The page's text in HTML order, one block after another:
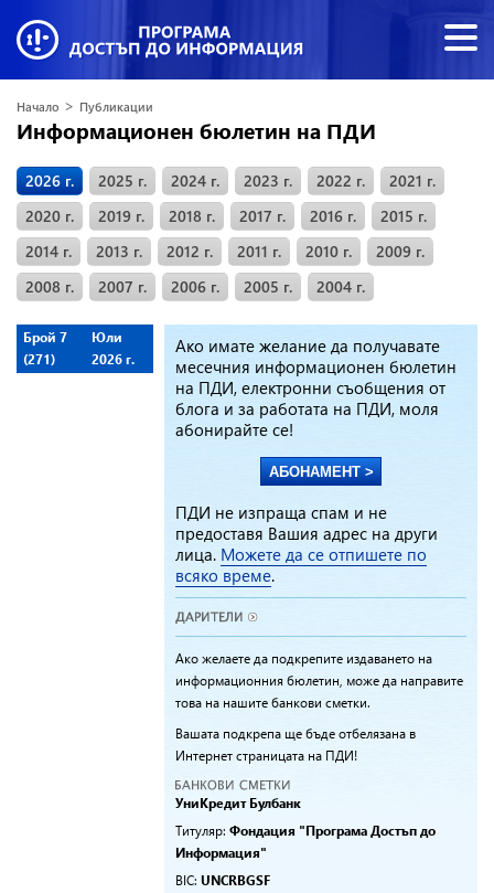
Начало > Публикации
Информационен бюлетин на ПДИ
2026 г. 2025 г. 2024 г. 2023 г. 2022 г.
2021 г.
2020 г.
2019 г. 2018 г. 2017 г. 2016 г.
2015 г.
2014 г.
2013 г. 2012 г. 2011 г. 2010 г.
2009 г.
2008 г.
2007 г. 2006 г. 2005 г. 2004 г.
Ако имате желание да получавате
месечния информационен бюлетин
на ПДИ, електронни съобщения от
блога и за работата на ПДИ, моля
абонирайте се!
АБОНАМЕНТ >
ПДИ не изпраща спам и не
предоставя Вашия адрес на други
лица. Можете да се отпишете по
всяко време.
Ако желаете да подкрепите издаването на
информационния бюлетин, може да направите
това на нашите банкови сметки.
Вашата подкрепа ще бъде отбелязана в
Интернет страницата на ПДИ!
УниKредит Булбанк
Титуляр: Фондация "Програма Достъп до
Информация"
BIC: UNCRBGSF
Брой 7
(271)
Юли
2026 г.